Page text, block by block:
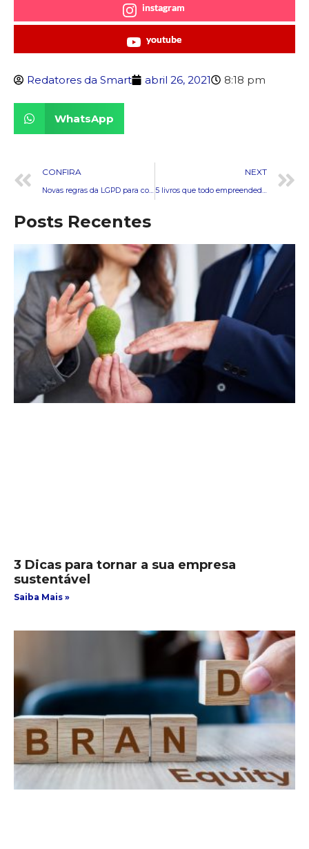
instagram
youtube
Redatores da Smart abril 26, 2021 8:18 pm
WhatsApp
CONFIRA
Novas regras da LGPD para coworkings: entenda as mudanças
NEXT
5 livros que todo empreendedor precisa conhecer
Posts Recentes
3 Dicas para tornar a sua empresa
sustentável
Saiba Mais »